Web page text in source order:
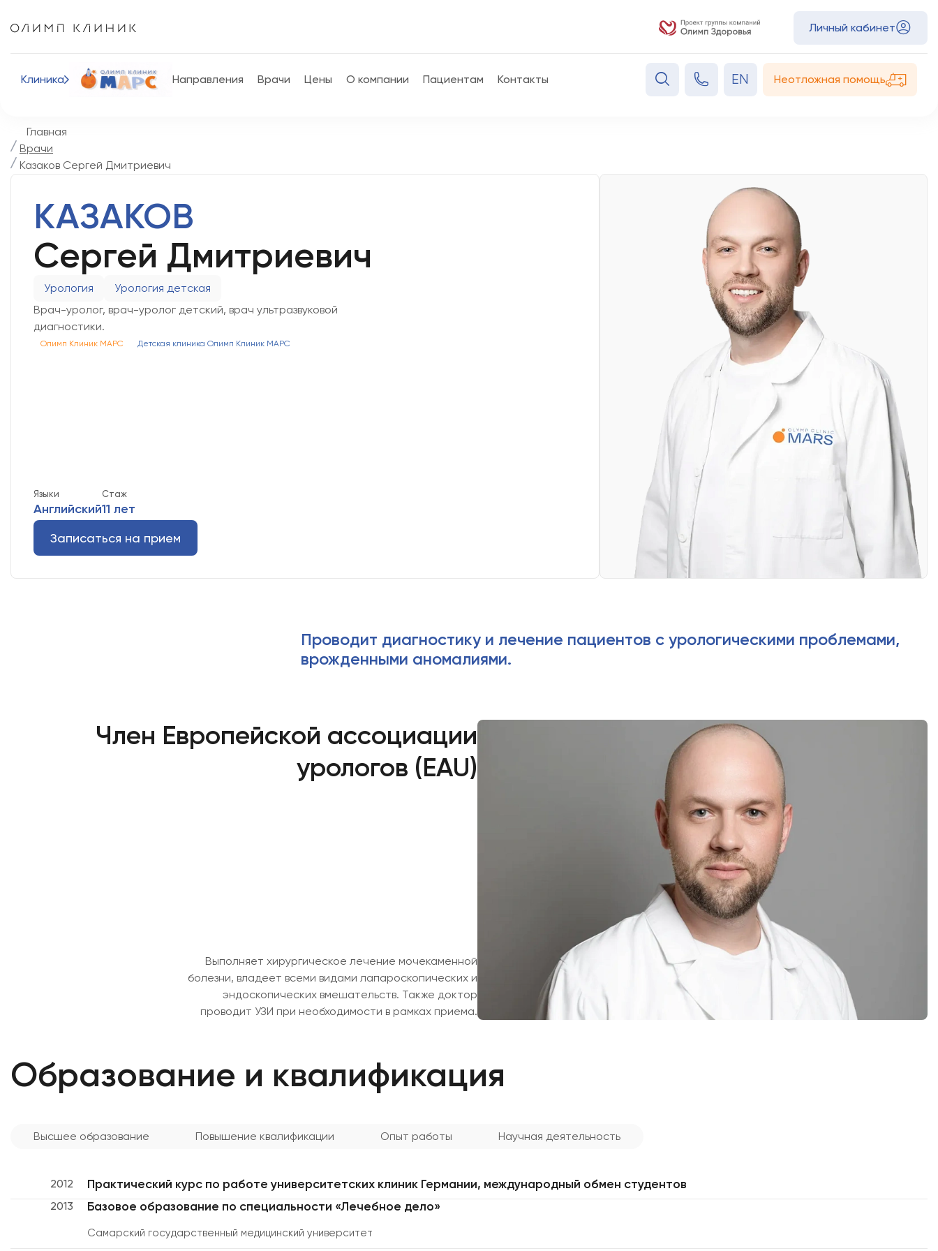
Личный кабинет
Клиника Направления Врачи Цены О компании Пациентам Контакты EN Неотложная помощь
Главная
Врачи
Казаков Сергей Дмитриевич
КАЗАКОВ
Сергей Дмитриевич
Урология
Урология детская
Врач-уролог, врач-уролог детский, врач ультразвуковой
диагностики.
Олимп Клиник МАРС Детская клиника Олимп Клиник МАРС
Языки
Английский
Стаж
11 лет
Записаться на прием
Проводит диагностику и лечение пациентов с урологическими проблемами,
врожденными аномалиями.
Член Европейской ассоциации
урологов (EAU)
Выполняет хирургическое лечение мочекаменной
болезни, владеет всеми видами лапароскопических и
эндоскопических вмешательств. Также доктор
проводит УЗИ при необходимости в рамках приема.
Образование и квалификация
Высшее образование Повышение квалификации Опыт работы Научная деятельность
2012 Практический курс по работе университетских клиник Германии, международный обмен студентов
2013 Базовое образование по специальности «Лечебное дело»
Самарский государственный медицинский университет